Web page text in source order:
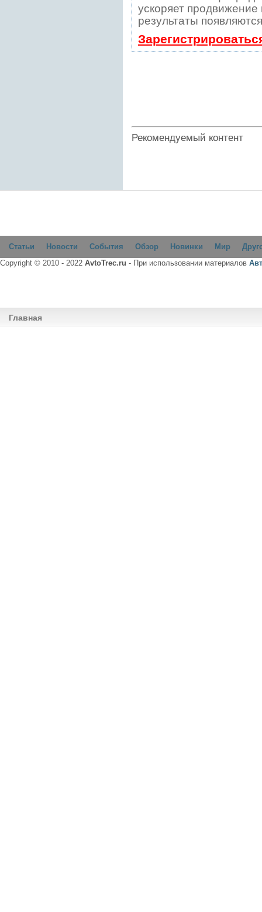
ускоряет
результаты
Рекомендуемый контент
Статьи Новости События Обзор Новинки Мир
Copyright © 2010 - 2022 AvtoTrec.ru - При использовании материалов
Главная